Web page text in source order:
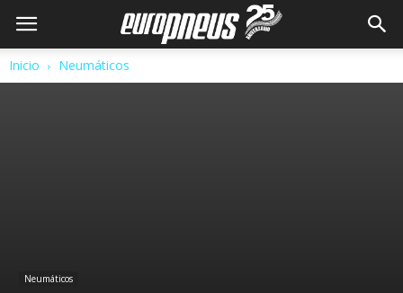
Inicio Neumáticos
Neumáticos